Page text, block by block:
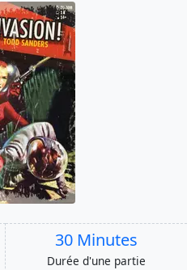
30 Minutes
Durée d'une partie